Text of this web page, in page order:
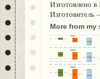
Изготовлено в
Изготовитель
More from my